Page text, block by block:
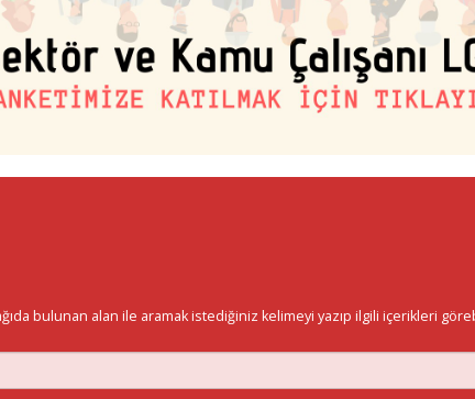
bulunan alan ile aramak istediğiniz kelimeyi yazıp ilgili içerikleri